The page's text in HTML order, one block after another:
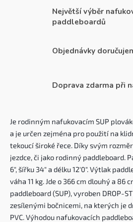
Největší výběr
paddleboardů
Objednávky
Doprava zdarma při
Je rodinným nafukovacím SUP
a je určen zejména pro použití na
tekoucí široké řece. Díky svým
jezdce, či jako rodinný paddleboard.
6", šířku 34" a délku 12'0". Výtlak
váha 11 kg. Jde o 366 cm dlouhý a 86
paddleboard (SUP), vyroben DROP-
zesílenými bočnicemi, na kterých je
PVC. Výhodou nafukovacích